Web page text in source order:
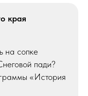
края
на сопке
пади?
«История